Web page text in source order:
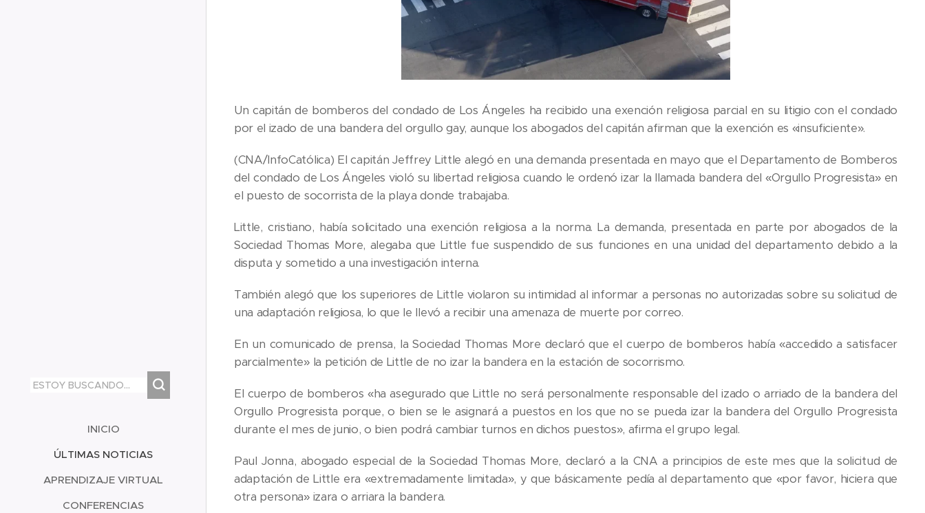
INICIO
ÚLTIMAS NOTICIAS
APRENDIZAJE VIRTUAL
CONFERENCIAS
Un capitán de bomberos del condado de Los Ángeles ha recibido una exención religiosa parcial en su litigio con el condado
por el izado de una bandera del orgullo gay, aunque los abogados del capitán afirman que la exención es «insuficiente».
(CNA/InfoCatólica) El capitán Jeffrey Little alegó en una demanda presentada en mayo que el Departamento de Bomberos
del condado de Los Ángeles violó su libertad religiosa cuando le ordenó izar la llamada bandera del «Orgullo Progresista» en
el puesto de socorrista de la playa donde trabajaba.
Little, cristiano, había solicitado una exención religiosa a la norma. La demanda, presentada en parte por abogados de la
Sociedad Thomas More, alegaba que Little fue suspendido de sus funciones en una unidad del departamento debido a la
disputa y sometido a una investigación interna.
También alegó que los superiores de Little violaron su intimidad al informar a personas no autorizadas sobre su solicitud de
una adaptación religiosa, lo que le llevó a recibir una amenaza de muerte por correo.
En un comunicado de prensa, la Sociedad Thomas More declaró que el cuerpo de bomberos había «accedido a satisfacer
parcialmente» la petición de Little de no izar la bandera en la estación de socorrismo.
El cuerpo de bomberos «ha asegurado que Little no será personalmente responsable del izado o arriado de la bandera del
Orgullo Progresista porque, o bien se le asignará a puestos en los que no se pueda izar la bandera del Orgullo Progresista
durante el mes de junio, o bien podrá cambiar turnos en dichos puestos», afirma el grupo legal.
Paul Jonna, abogado especial de la Sociedad Thomas More, declaró a la CNA a principios de este mes que la solicitud de
adaptación de Little era «extremadamente limitada», y que básicamente pedía al departamento que «por favor, hiciera que
otra persona» izara o arriara la bandera.